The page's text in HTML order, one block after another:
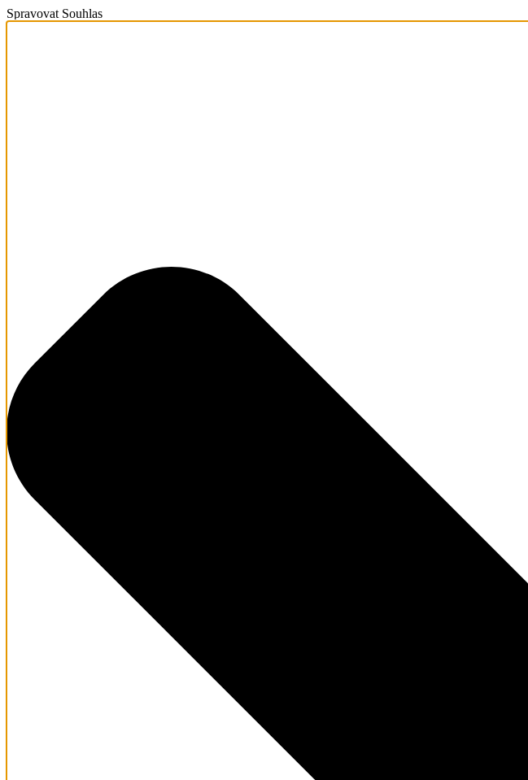
Spravovat Souhlas